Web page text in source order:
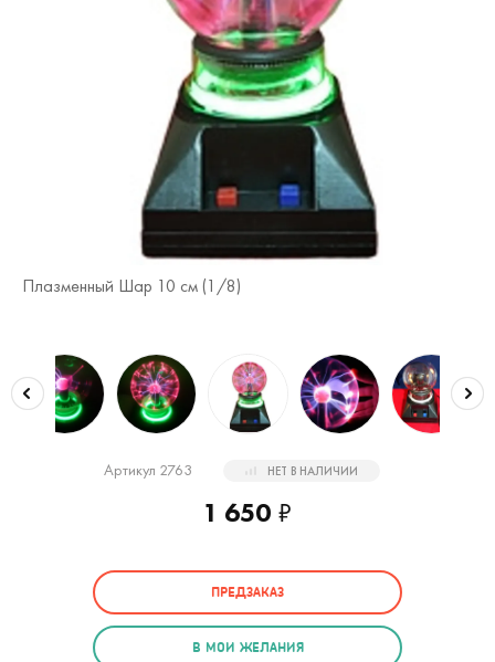
Плазменный Шар 10 см (1 /8)
Артикул 2763 НЕТ В НАЛИЧИИ
1 650 ₽
ПРЕДЗАКАЗ
В МОИ ЖЕЛАНИЯ